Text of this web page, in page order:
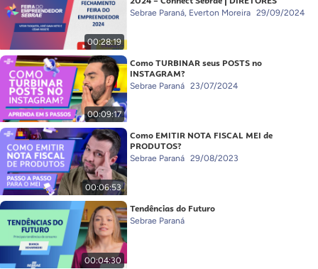
00:28:19
Sebrae Paraná, Everton Moreira 29/09/2024
00:09:17
Como TURBINAR seus POSTS no
INSTAGRAM?
Sebrae Paraná 23/07/2024
00:06:53
Como EMITIR NOTA FISCAL MEI de
PRODUTOS?
Sebrae Paraná 29/08/2023
00:04:30
Tendências do Futuro
Sebrae Paraná